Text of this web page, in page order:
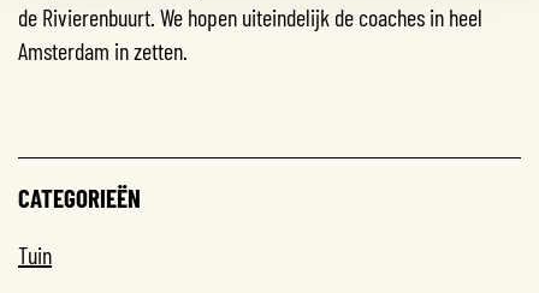
de Rivierenbuurt. We hopen uiteindelijk de coaches in heel
Amsterdam in zetten.
CATEGORIEËN
Tuin